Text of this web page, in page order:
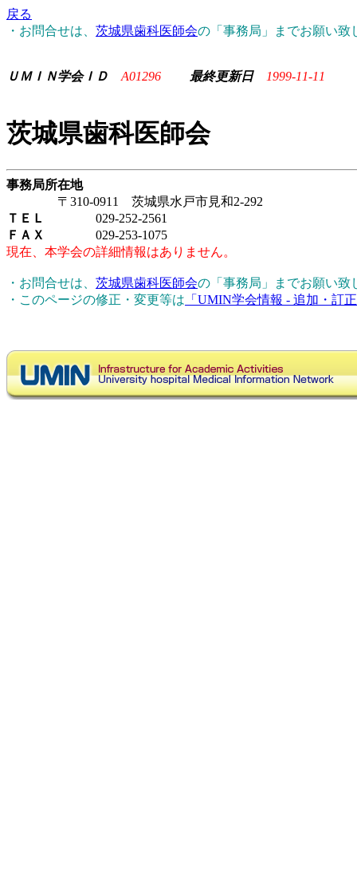
戻る
・お問合せは、 茨城県歯科医師会の「事務局」までお願い致
ＵＭＩＮ学会ＩＤ A01296 最終更新日 1999-11-11
茨城県歯科医師会
事務局所在地
〒310-0911 茨城県水戸市見和2-292
ＴＥＬ
029-252-2561
ＦＡＸ
029-253-1075
現在、本学会の詳細情報はありません。
・お問合せは、 茨城県歯科医師会の「事務局」までお願い致
・このページの修正・変更等は 「UMIN学会情報 - 追加・訂